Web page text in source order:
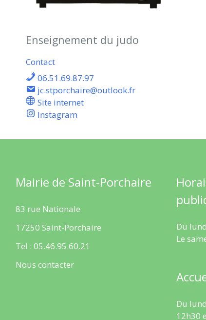
Enseignement du judo
Contact
06.51.69.87.97
jc.stporchaire@outlook.fr
Site internet
Instagram
Mairie de Saint-Porchaire
83 rue Nationale
17250 Saint-Porchaire
Tel : 05.46.95.60.21
Nous contacter
Du
Le
Du
12h30